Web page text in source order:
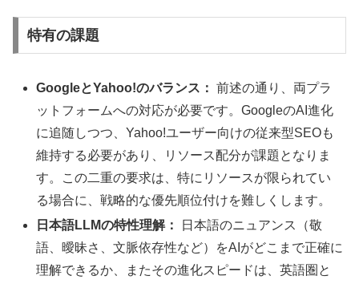
特有の課題
GoogleとYahoo!のバランス： 前述の通り、両プラ
ットフォームへの対応が必要です。GoogleのAI進化
に追随しつつ、Yahoo!ユーザー向けの従来型SEOも
維持する必要があり、リソース配分が課題となりま
す。この二重の要求は、特にリソースが限られてい
る場合に、戦略的な優先順位付けを難しくします。
日本語LLMの特性理解：
日本語のニュアンス（敬
語、曖昧さ、文脈依存性など）をAIがどこまで正確に
理解できるか、またその進化スピードは、英語圏と